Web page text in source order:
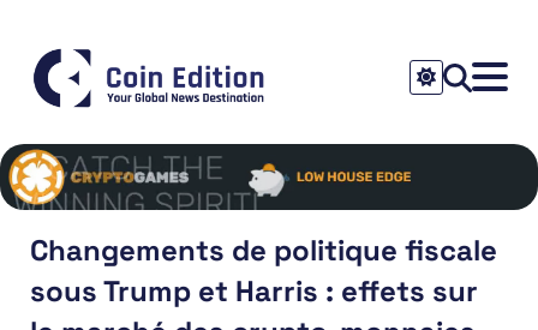
Changements de politique fiscale
sous Trump et Harris : effets sur